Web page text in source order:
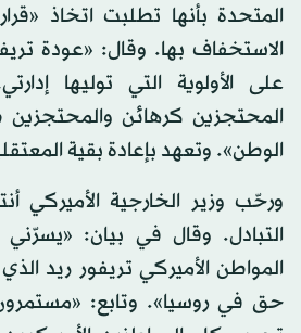
المتحدة بأنها تطلبت اتخاذ
الاستخفاف بها. وقال: «عودة
على الأولوية التي توليها
المحتجزين كرهائن والمحتجزين
الوطن». وتعهد بإعادة بقية
ورحّب وزير الخارجية الأميركي
التبادل. وقال في بيان: «يسرّني
المواطن الأميركي تريفور ريد
حق في روسيا». وتابع: